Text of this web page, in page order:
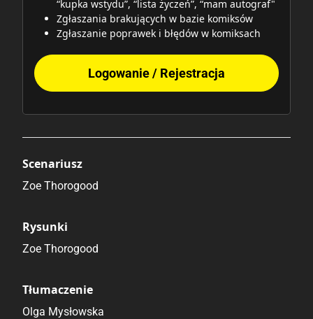
“kupka wstydu”, “lista życzeń”, “mam autograf"
Zgłaszania brakujących w bazie komiksów
Zgłaszanie poprawek i błędów w komiksach
Logowanie / Rejestracja
Scenariusz
Zoe Thorogood
Rysunki
Zoe Thorogood
Tłumaczenie
Olga Mysłowska